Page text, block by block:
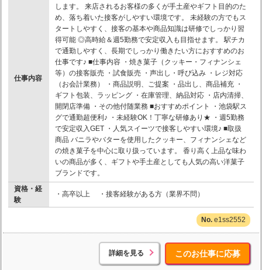
仕事内容
します。 来店されるお客様の多くが手土産やギフト目的のた
め、落ち着いた接客がしやすい環境です。 未経験の方でもス
タートしやすく、接客の基本や商品知識は研修でしっかり習
得可能 ◎高時給＆週5勤務で安定収入も目指せます。 駅チカ
で通勤しやすく、長期でしっかり働きたい方におすすめのお
仕事です♪ ■仕事内容 ・焼き菓子（クッキー・フィナンシェ
等）の接客販売 ・試食販売 ・声出し・呼び込み ・レジ対応
（お会計業務） ・商品説明、ご提案 ・品出し、商品補充 ・
ギフト包装、ラッピング ・在庫管理、納品対応 ・店内清掃、
開閉店準備 ・その他付随業務 ■おすすめポイント ・池袋駅ス
グで通勤超便利♪ ・未経験OK！丁寧な研修あり★ ・週5勤務
で安定収入GET ・人気スイーツで接客しやすい環境♪ ■取扱
商品 バニラやバターを使用したクッキー、フィナンシェなど
の焼き菓子を中心に取り扱っています。 香り高く上品な味わ
いの商品が多く、ギフトや手土産としても人気の高い洋菓子
ブランドです。
資格・経
験
・高卒以上 ・接客経験がある方（業界不問）
e1ss2552
詳細を見る このお仕事に応募